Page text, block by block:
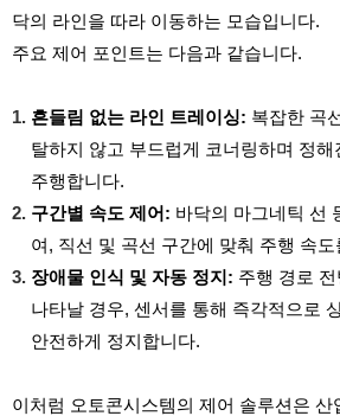
닥의 라인을 따라 이동하는 모습입니다.
주요 제어 포인트는 다음과 같습니다.
흔들림 없는 라인 트레이싱: 복잡한 곡
탈하지 않고 부드럽게 코너링하며 정
주행합니다.
구간별 속도 제어: 바닥의 마그네틱 선
여, 직선 및 곡선 구간에 맞춰 주행 속
장애물 인식 및 자동 정지: 주행 경로
나타날 경우, 센서를 통해 즉각적으로
안전하게 정지합니다.
이처럼 오토콘시스템의 제어 솔루션은 산